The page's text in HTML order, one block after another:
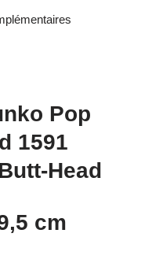
Pop
1591
Head
cm